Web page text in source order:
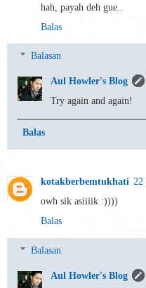
hah, payah deh gue..
Balas
Balasan
Aul Howler's Blog
Try again and again!
Balas
kotakberbemtukhati 22
owh sik asiiiik :))))
Balas
Balasan
Aul Howler's Blog